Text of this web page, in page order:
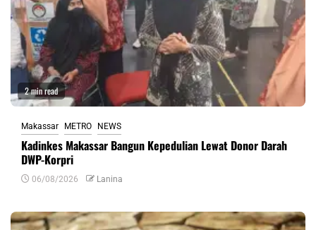
2 min read
Makassar METRO NEWS
Kadinkes Makassar Bangun Kepedulian Lewat Donor Darah
DWP-Korpri
06/08/2026 Lanina